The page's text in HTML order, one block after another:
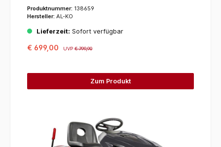
Produktnummer: 138659
Hersteller: AL-KO
Lieferzeit: Sofort verfügbar
€ 699,00 UVP€ 799,90
Zum Produkt